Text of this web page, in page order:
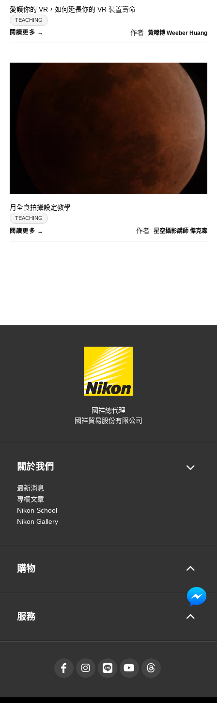
愛護你的 VR，如何延長你的 VR 裝置壽命
TEACHING
作者 黃暐博 Weeber Huang
月全食拍攝設定教學
TEACHING
作者 星空攝影講師 傑克森
國祥總代理
國祥貿易股份有限公司
關於我們
最新消息
專欄文章
Nikon School
Nikon Gallery
購物
服務